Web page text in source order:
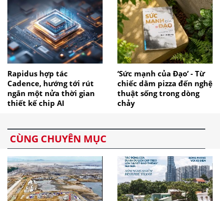
Rapidus hợp tác
Cadence, hướng tới rút
ngắn một nửa thời gian
thiết kế chip AI
‘Sức mạnh của Đạo’ - Từ
chiếc dằm pizza đến nghệ
thuật sống trong dòng
chảy
CÙNG CHUYÊN MỤC